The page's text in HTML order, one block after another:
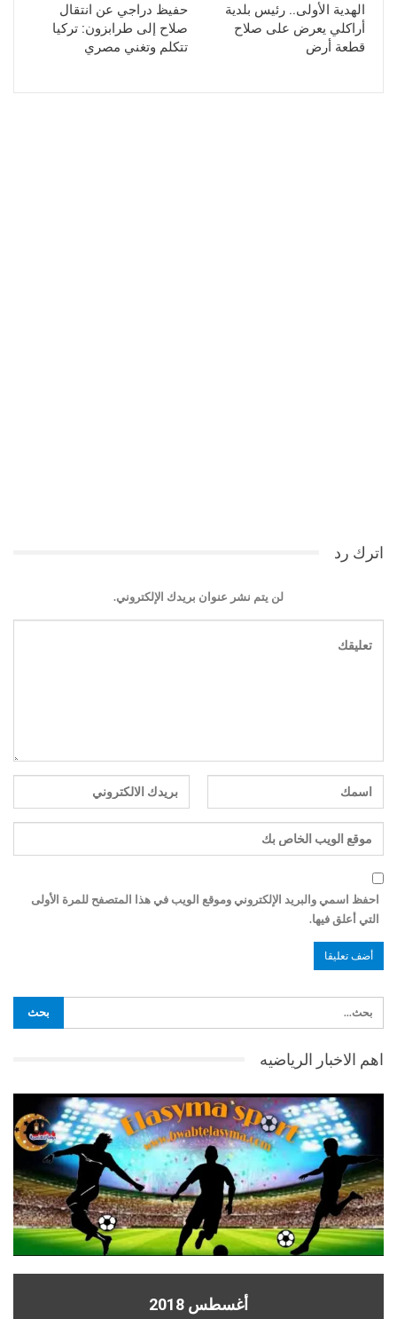
الهدية الأولى.. رئيس بلدية
أراكلي يعرض على صلاح
قطعة أرض
حفيظ دراجي عن انتقال
صلاح إلى طرابزون: تركيا
تتكلم وتغني مصري
اترك رد
لن يتم نشر عنوان بريدك الإلكتروني.
احفظ اسمي والبريد الإلكتروني وموقع الويب في هذا المتصفح للمرة الأولى
التي أعلق فيها.
اهم الاخبار الرياضيه
أغسطس 2018